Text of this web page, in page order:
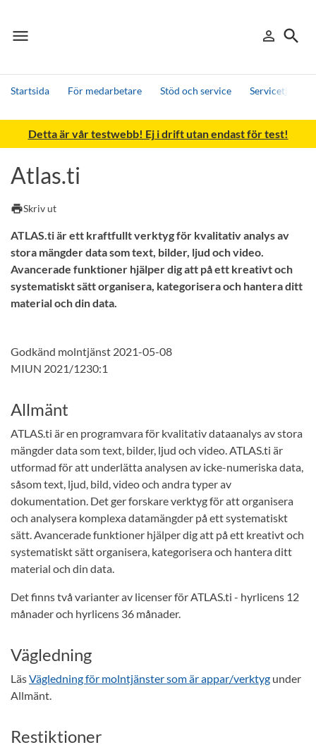
menu
Meny person_outline
Logga in
search
Sök
Startsida För medarbetare Stöd och service Servicetjänster
Sök
Andra söktjänster
Detta är vår testwebb! Ej i drift utan endast för test!
Atlas.ti
printSkriv ut
ATLAS.ti är ett kraftfullt verktyg för kvalitativ analys av
stora mängder data som text, bilder, ljud och video.
Avancerade funktioner hjälper dig att på ett kreativt och
systematiskt sätt organisera, kategorisera och hantera ditt
material och din data.
Godkänd molntjänst 2021-05-08
MIUN 2021/1230:1
Allmänt
ATLAS.ti är en programvara för kvalitativ dataanalys av stora
mängder data som text, bilder, ljud och video. ATLAS.ti är
utformad för att underlätta analysen av icke-numeriska data,
såsom text, ljud, bild, video och andra typer av
dokumentation. Det ger forskare verktyg för att organisera
och analysera komplexa datamängder på ett systematiskt
sätt. Avancerade funktioner hjälper dig att på ett kreativt och
systematiskt sätt organisera, kategorisera och hantera ditt
material och din data.
Det finns två varianter av licenser för ATLAS.ti - hyrlicens 12
månader och hyrlicens 36 månader.
Vägledning
LäsVägledning för molntjänster som är appar/verktyg under
Allmänt.
Restiktioner